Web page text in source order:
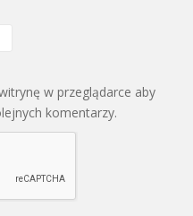
w przeglądarce aby
komentarzy.